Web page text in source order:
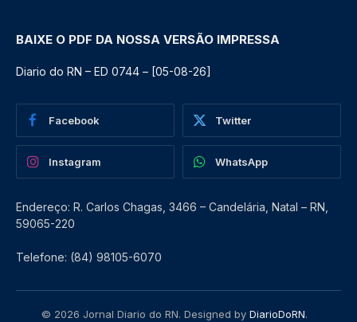
BAIXE O PDF DA NOSSA VERSÃO IMPRESSA
Diario do RN – ED 0744 – [05-08-26]
Facebook Twitter
Instagram WhatsApp
Endereço: R. Carlos Chagas, 3466 – Candelária, Natal – RN,
59065-220
Telefone: (84) 98105-6070
© 2026 Jornal Diario do RN. Designed by DiarioDoRN.